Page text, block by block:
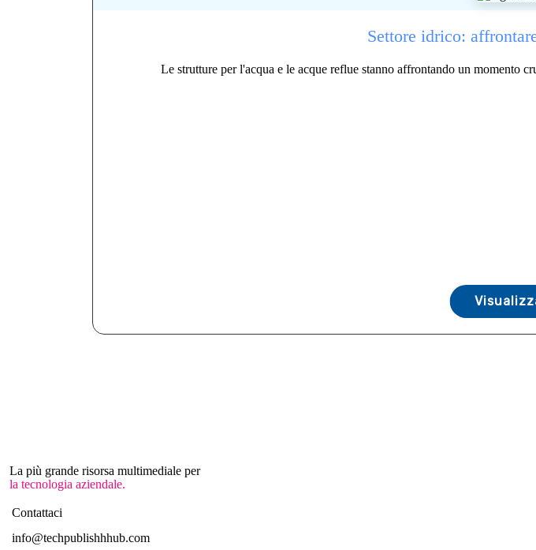
Settore idrico:
Le strutture per l'acqua e le acque reflue stanno affrontando un momento
La più grande risorsa multimediale per
la tecnologia aziendale.
Contattaci
info@techpublishhhub.com